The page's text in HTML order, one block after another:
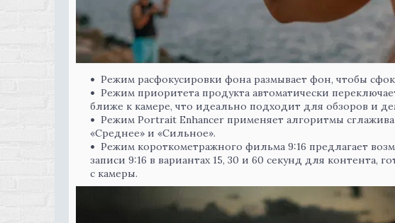
Режим расфокусировки фона размывает фон, чтобы
Режим приоритета продукта автоматически
ближе к камере, что идеально подходит для обзоров и
Режим Portrait Enhancer применяет алгоритмы
«Среднее» и «Сильное».
Режим короткометражного фильма 9:16 предлагает
записи 9:16 в вариантах 15, 30 и 60 секунд для контента,
с камеры.